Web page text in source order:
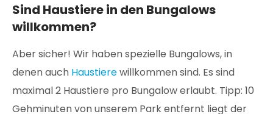
Sind Haustiere in den Bungalows
willkommen?
Aber sicher! Wir haben spezielle Bungalows, in
denen auch Haustierewillkommen sind. Es sind
maximal 2 Haustiere pro Bungalow erlaubt. Tipp: 10
Gehminuten von unserem Park entfernt liegt der